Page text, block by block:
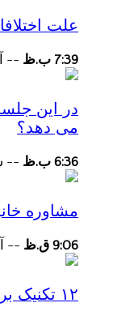
علت
7:39 ب.ظ --
در این
می دهد؟
6:36 ب.ظ --
مشاوره
9:06 ق.ظ --
۱۲ تکنیک برتر رفتار با همسر فحاش می کند